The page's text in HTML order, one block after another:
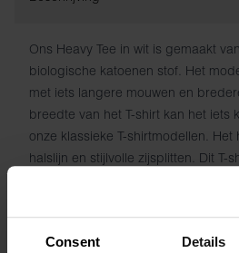
Consent Details
Ons Heavy Tee in wit is gemaakt
biologische katoenen stof. Het
met iets langere mouwen en
breedte van het T-shirt kan het iets
onze klassieke T-shirtmodellen.
halslijn en stijlvolle zijsplitten. Dit T-
gedragen worden, maar staat ook
Materiaal: 100% biologisch katoen -